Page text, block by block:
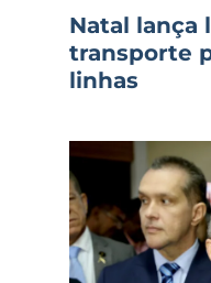
Natal lança
transporte
linhas